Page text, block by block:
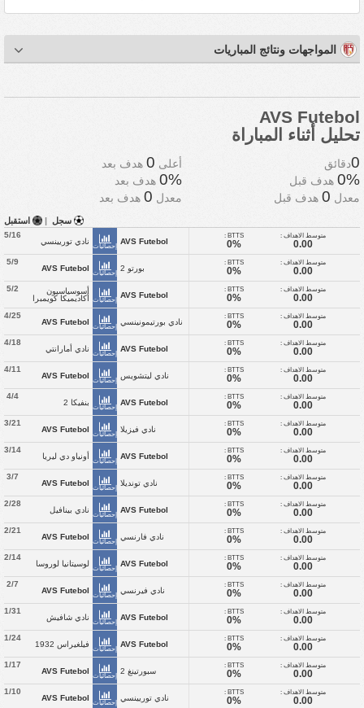
المواجهات ونتائج المباريات
AVS Futebol
تحليل أثناء المباراة
0دقائق أعلى 0 هدف بعد
0% هدف قبل 0% هدف بعد
معدل 0 هدف قبل معدل 0 هدف بعد
سجل | استقبل
5/16
نادي توريينسي
إحصائيات
AVS Futebol
متوسط الاهداف :
0.00
BTTS :
0%
5/9
AVS Futebol
إحصائيات
بورتو 2
متوسط الاهداف :
0.00
BTTS :
0%
5/2
أسوسياسيون
أكاديميكا كويمبرا
إحصائيات
AVS Futebol
متوسط الاهداف :
0.00
BTTS :
0%
4/25
AVS Futebol
إحصائيات
نادي بورتيمونينسي
متوسط الاهداف :
0.00
BTTS :
0%
4/18
نادي أمارانتي
إحصائيات
AVS Futebol
متوسط الاهداف :
0.00
BTTS :
0%
4/11
AVS Futebol
إحصائيات
نادي ليتشويس
متوسط الاهداف :
0.00
BTTS :
0%
4/4
بنفيكا 2
إحصائيات
AVS Futebol
متوسط الاهداف :
0.00
BTTS :
0%
3/21
AVS Futebol
إحصائيات
نادي فيزيلا
متوسط الاهداف :
0.00
BTTS :
0%
3/14
أونياو دي ليريا
إحصائيات
AVS Futebol
متوسط الاهداف :
0.00
BTTS :
0%
3/7
AVS Futebol
إحصائيات
نادي تونديلا
متوسط الاهداف :
0.00
BTTS :
0%
2/28
نادي بينافيل
إحصائيات
AVS Futebol
متوسط الاهداف :
0.00
BTTS :
0%
2/21
AVS Futebol
إحصائيات
نادي فارنسي
متوسط الاهداف :
0.00
BTTS :
0%
2/14
لوسيتانيا لوروسا
إحصائيات
AVS Futebol
متوسط الاهداف :
0.00
BTTS :
0%
2/7
AVS Futebol
إحصائيات
نادي فيرنسي
متوسط الاهداف :
0.00
BTTS :
0%
1/31
نادي شافيش
إحصائيات
AVS Futebol
متوسط الاهداف :
0.00
BTTS :
0%
1/24
فيلغيراس 1932
إحصائيات
AVS Futebol
متوسط الاهداف :
0.00
BTTS :
0%
1/17
AVS Futebol
إحصائيات
سبورتينغ 2
متوسط الاهداف :
0.00
BTTS :
0%
1/10
AVS Futebol
إحصائيات
نادي توريينسي
متوسط الاهداف :
0.00
BTTS :
0%